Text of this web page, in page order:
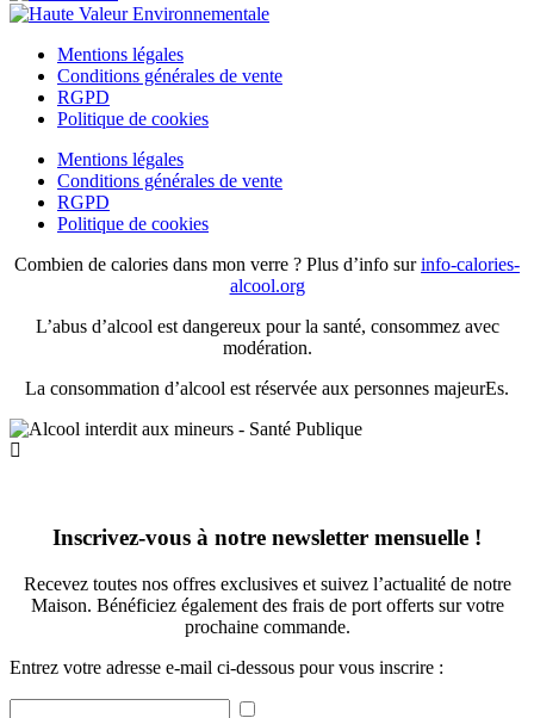
Mentions légales
Conditions générales de vente
RGPD
Politique de cookies
Mentions légales
Conditions générales de vente
RGPD
Politique de cookies
Combien de calories dans mon verre ? Plus d’info surinfo-calories-
alcool.org
L’abus d’alcool est dangereux pour la santé, consommez avec
modération.
La consommation d’alcool est réservée aux personnes majeurEs.
Inscrivez-vous à notre newsletter mensuelle !
Recevez toutes nos offres exclusives et suivez l’actualité de notre
Maison. Bénéficiez également des frais de port offerts sur votre
prochaine commande.
Entrez votre adresse e-mail ci-dessous pour vous inscrire :